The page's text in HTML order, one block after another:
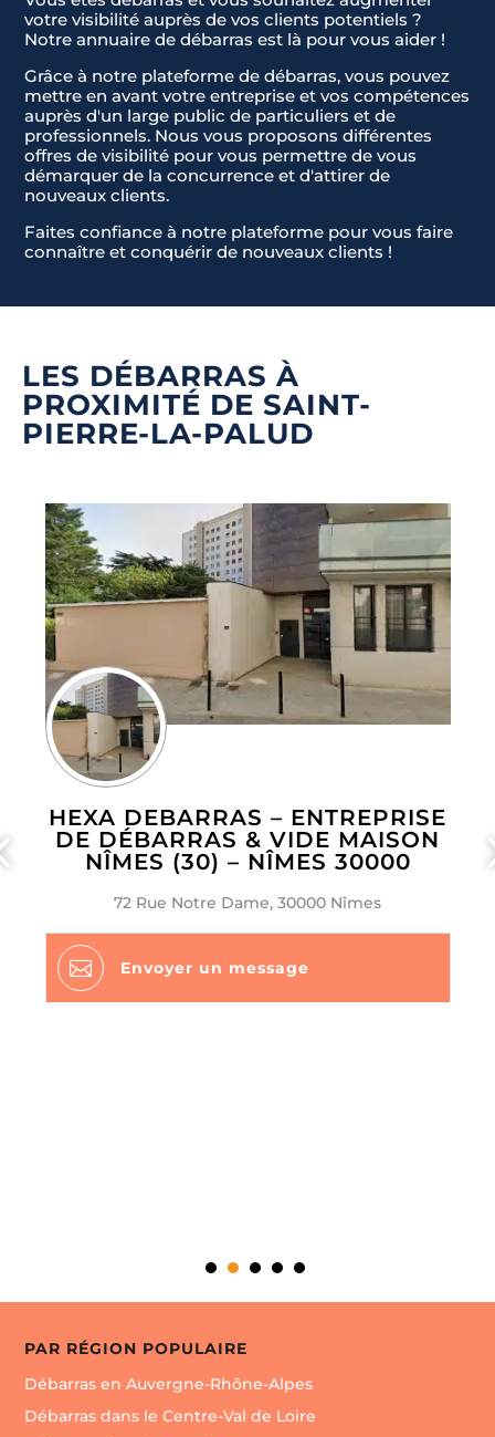
votre visibilité auprès de vos clients potentiels ?
Notre annuaire de débarras est là pour vous aider !
Grâce à notre plateforme de débarras, vous pouvez
mettre en avant votre entreprise et vos compétences
auprès d'un large public de particuliers et de
professionnels. Nous vous proposons différentes
offres de visibilité pour vous permettre de vous
démarquer de la concurrence et d'attirer de
nouveaux clients.
Faites confiance à notre plateforme pour vous faire
connaître et conquérir de nouveaux clients !
LES DÉBARRAS À
PROXIMITÉ DE SAINT-
PIERRE-LA-PALUD
HEXA DEBARRAS – ENTREPRISE
DE DÉBARRAS & VIDE MAISON
NÎMES (30) – NÎMES 30000
72 Rue Notre Dame, 30000 Nîmes
 Envoyer un message
PAR RÉGION POPULAIRE
Débarras en Auvergne-Rhône-Alpes
Débarras dans le Centre-Val de Loire